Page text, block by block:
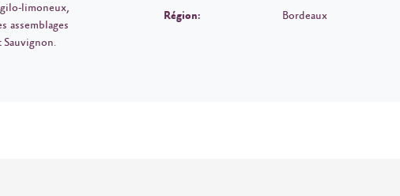
limoneux,
assemblages
Région: Bordeaux